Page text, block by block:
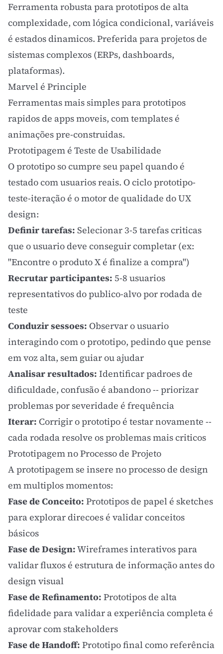
Ferramenta robusta para prototipos de alta
complexidade, com lógica condicional, variáveis
é estados dinamicos. Preferida para projetos de
sistemas complexos (ERPs, dashboards,
plataformas).
Marvel é Principle
Ferramentas mais simples para prototipos
rapidos de apps moveis, com templates é
animações pre-construidas.
Prototipagem é Teste de Usabilidade
O prototipo so cumpre seu papel quando é
testado com usuarios reais. O ciclo prototipo-
teste-iteração é o motor de qualidade doUX
design:
Definir tarefas: Selecionar 3-5 tarefas criticas
que o usuario deve conseguir completar (ex:
"Encontre o produto X é finalize a compra")
Recrutar participantes: 5-8 usuarios
representativos do publico-alvo por rodada de
teste
Conduzir sessoes: Observar o usuario
interagindo com o prototipo, pedindo que pense
em voz alta, sem guiar ou ajudar
Analisar resultados: Identificar padroes de
dificuldade, confusão é abandono -- priorizar
problemas por severidade é frequência
Iterar: Corrigir o prototipo é testar novamente --
cada rodada resolve os problemas mais criticos
Prototipagem no Processo de Projeto
A prototipagem se insere no processo de design
em multiplos momentos:
Fase de Conceito: Prototipos de papel é sketches
para explorar direcoes é validar conceitos
básicos
Fase de Design:Wireframes interativos para
validar fluxos é estrutura de informação antes do
design visual
Fase de Refinamento: Prototipos de alta
fidelidade para validar a experiência completa é
aprovar com stakeholders
Fase de Handoff: Prototipo final como referência